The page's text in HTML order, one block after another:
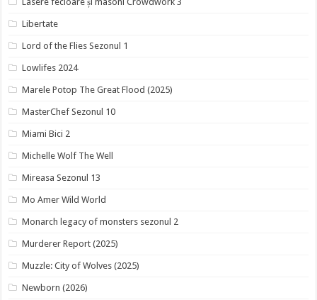
Libertate
Lord of the Flies Sezonul 1
Lowlifes 2024
Marele Potop The Great Flood (2025)
MasterChef Sezonul 10
Miami Bici 2
Michelle Wolf The Well
Mireasa Sezonul 13
Mo Amer Wild World
Monarch legacy of monsters sezonul 2
Murderer Report (2025)
Muzzle: City of Wolves (2025)
Newborn (2026)